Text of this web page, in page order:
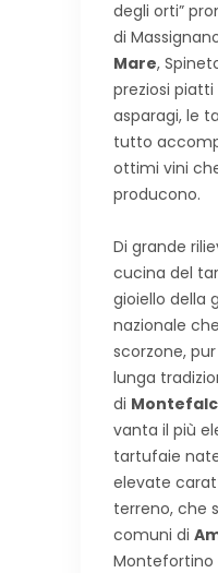
degli orti”
di
Mare,
preziosi piatti
asparagi, le
tutto
ottimi vini
producono.
Di grande
cucina del
gioiello della
nazionale
scorzone,
lunga
di
vanta il più
tartufaie
elevate
terreno, che
comuni di
Montefortino